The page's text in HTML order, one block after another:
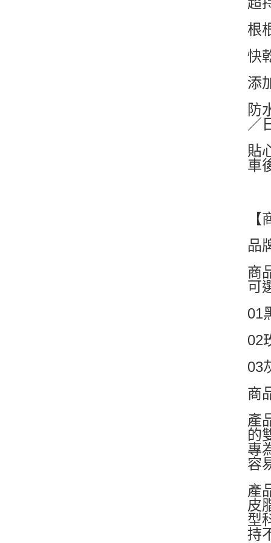
根
快
添
防
／
貼
車
品
商
可
01
02
03
商
產
的
專
容
產
皮
型
持